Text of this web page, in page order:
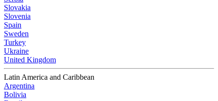
Slovakia
Slovenia
Spain
Sweden
Turkey
Ukraine
United Kingdom
Latin America and Caribbean
Argentina
Bolivia